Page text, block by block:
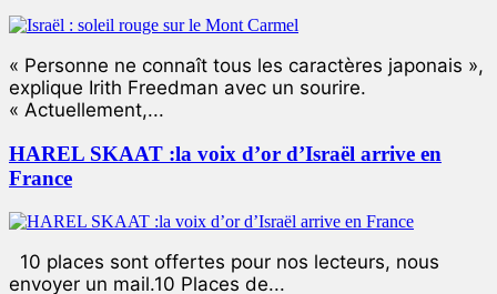
« Personne ne connaît tous les caractères japonais »,
explique Irith Freedman avec un sourire.
« Actuellement,...
HAREL SKAAT :la voix d’or d’Israël arrive en
France
10 places sont offertes pour nos lecteurs, nous
envoyer un mail.10 Places de...